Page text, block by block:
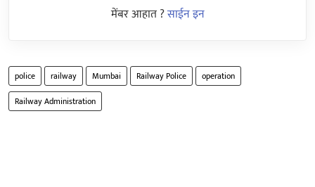
मेंबर आहात ?साईन इन
police railway Mumbai Railway Police
operation
Railway Administration